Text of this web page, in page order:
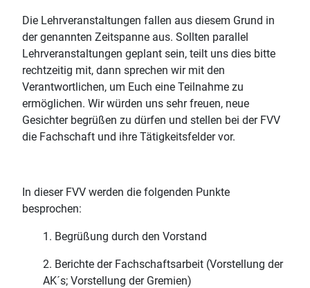
Die Lehrveranstaltungen fallen aus diesem Grund in
der genannten Zeitspanne aus. Sollten parallel
Lehrveranstaltungen geplant sein, teilt uns dies bitte
rechtzeitig mit, dann sprechen wir mit den
Verantwortlichen, um Euch eine Teilnahme zu
ermöglichen. Wir würden uns sehr freuen, neue
Gesichter begrüßen zu dürfen und stellen bei der FVV
die Fachschaft und ihre Tätigkeitsfelder vor.
In dieser FVV werden die folgenden Punkte
besprochen:
1. Begrüßung durch den Vorstand
2. Berichte der Fachschaftsarbeit (Vorstellung der
AK´s; Vorstellung der Gremien)